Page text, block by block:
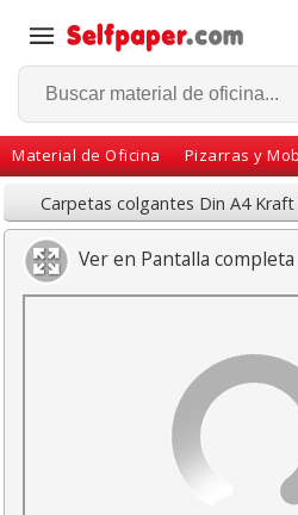
Material de Oficina Pizarras y
Volver
Carpetas colgantes Din A4 Kraft
Ver en Pantalla completa